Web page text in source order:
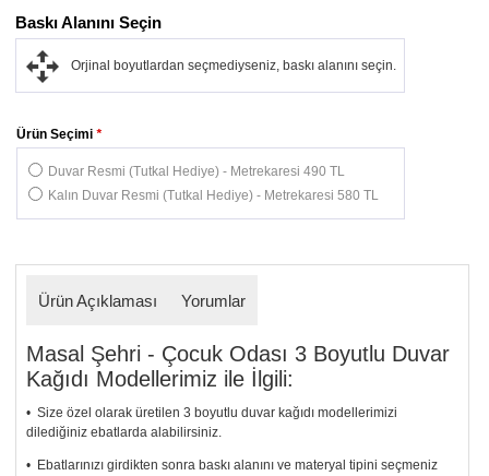
*
Ürün Seçimi
Duvar Resmi (Tutkal Hediye) - Metrekaresi 490 TL
Kalın Duvar Resmi (Tutkal Hediye) - Metrekaresi 580 TL
Baskı Alanını Seçin
Orjinal boyutlardan seçmediyseniz, baskı alanını seçin.
Ürün Açıklaması Yorumlar
Masal Şehri - Çocuk Odası 3 Boyutlu Duvar
Kağıdı Modellerimiz ile İlgili:
• Size özel olarak üretilen 3 boyutlu duvar kağıdı modellerimizi
dilediğiniz ebatlarda alabilirsiniz.
• Ebatlarınızı girdikten sonra baskı alanını ve materyal tipini seçmeniz